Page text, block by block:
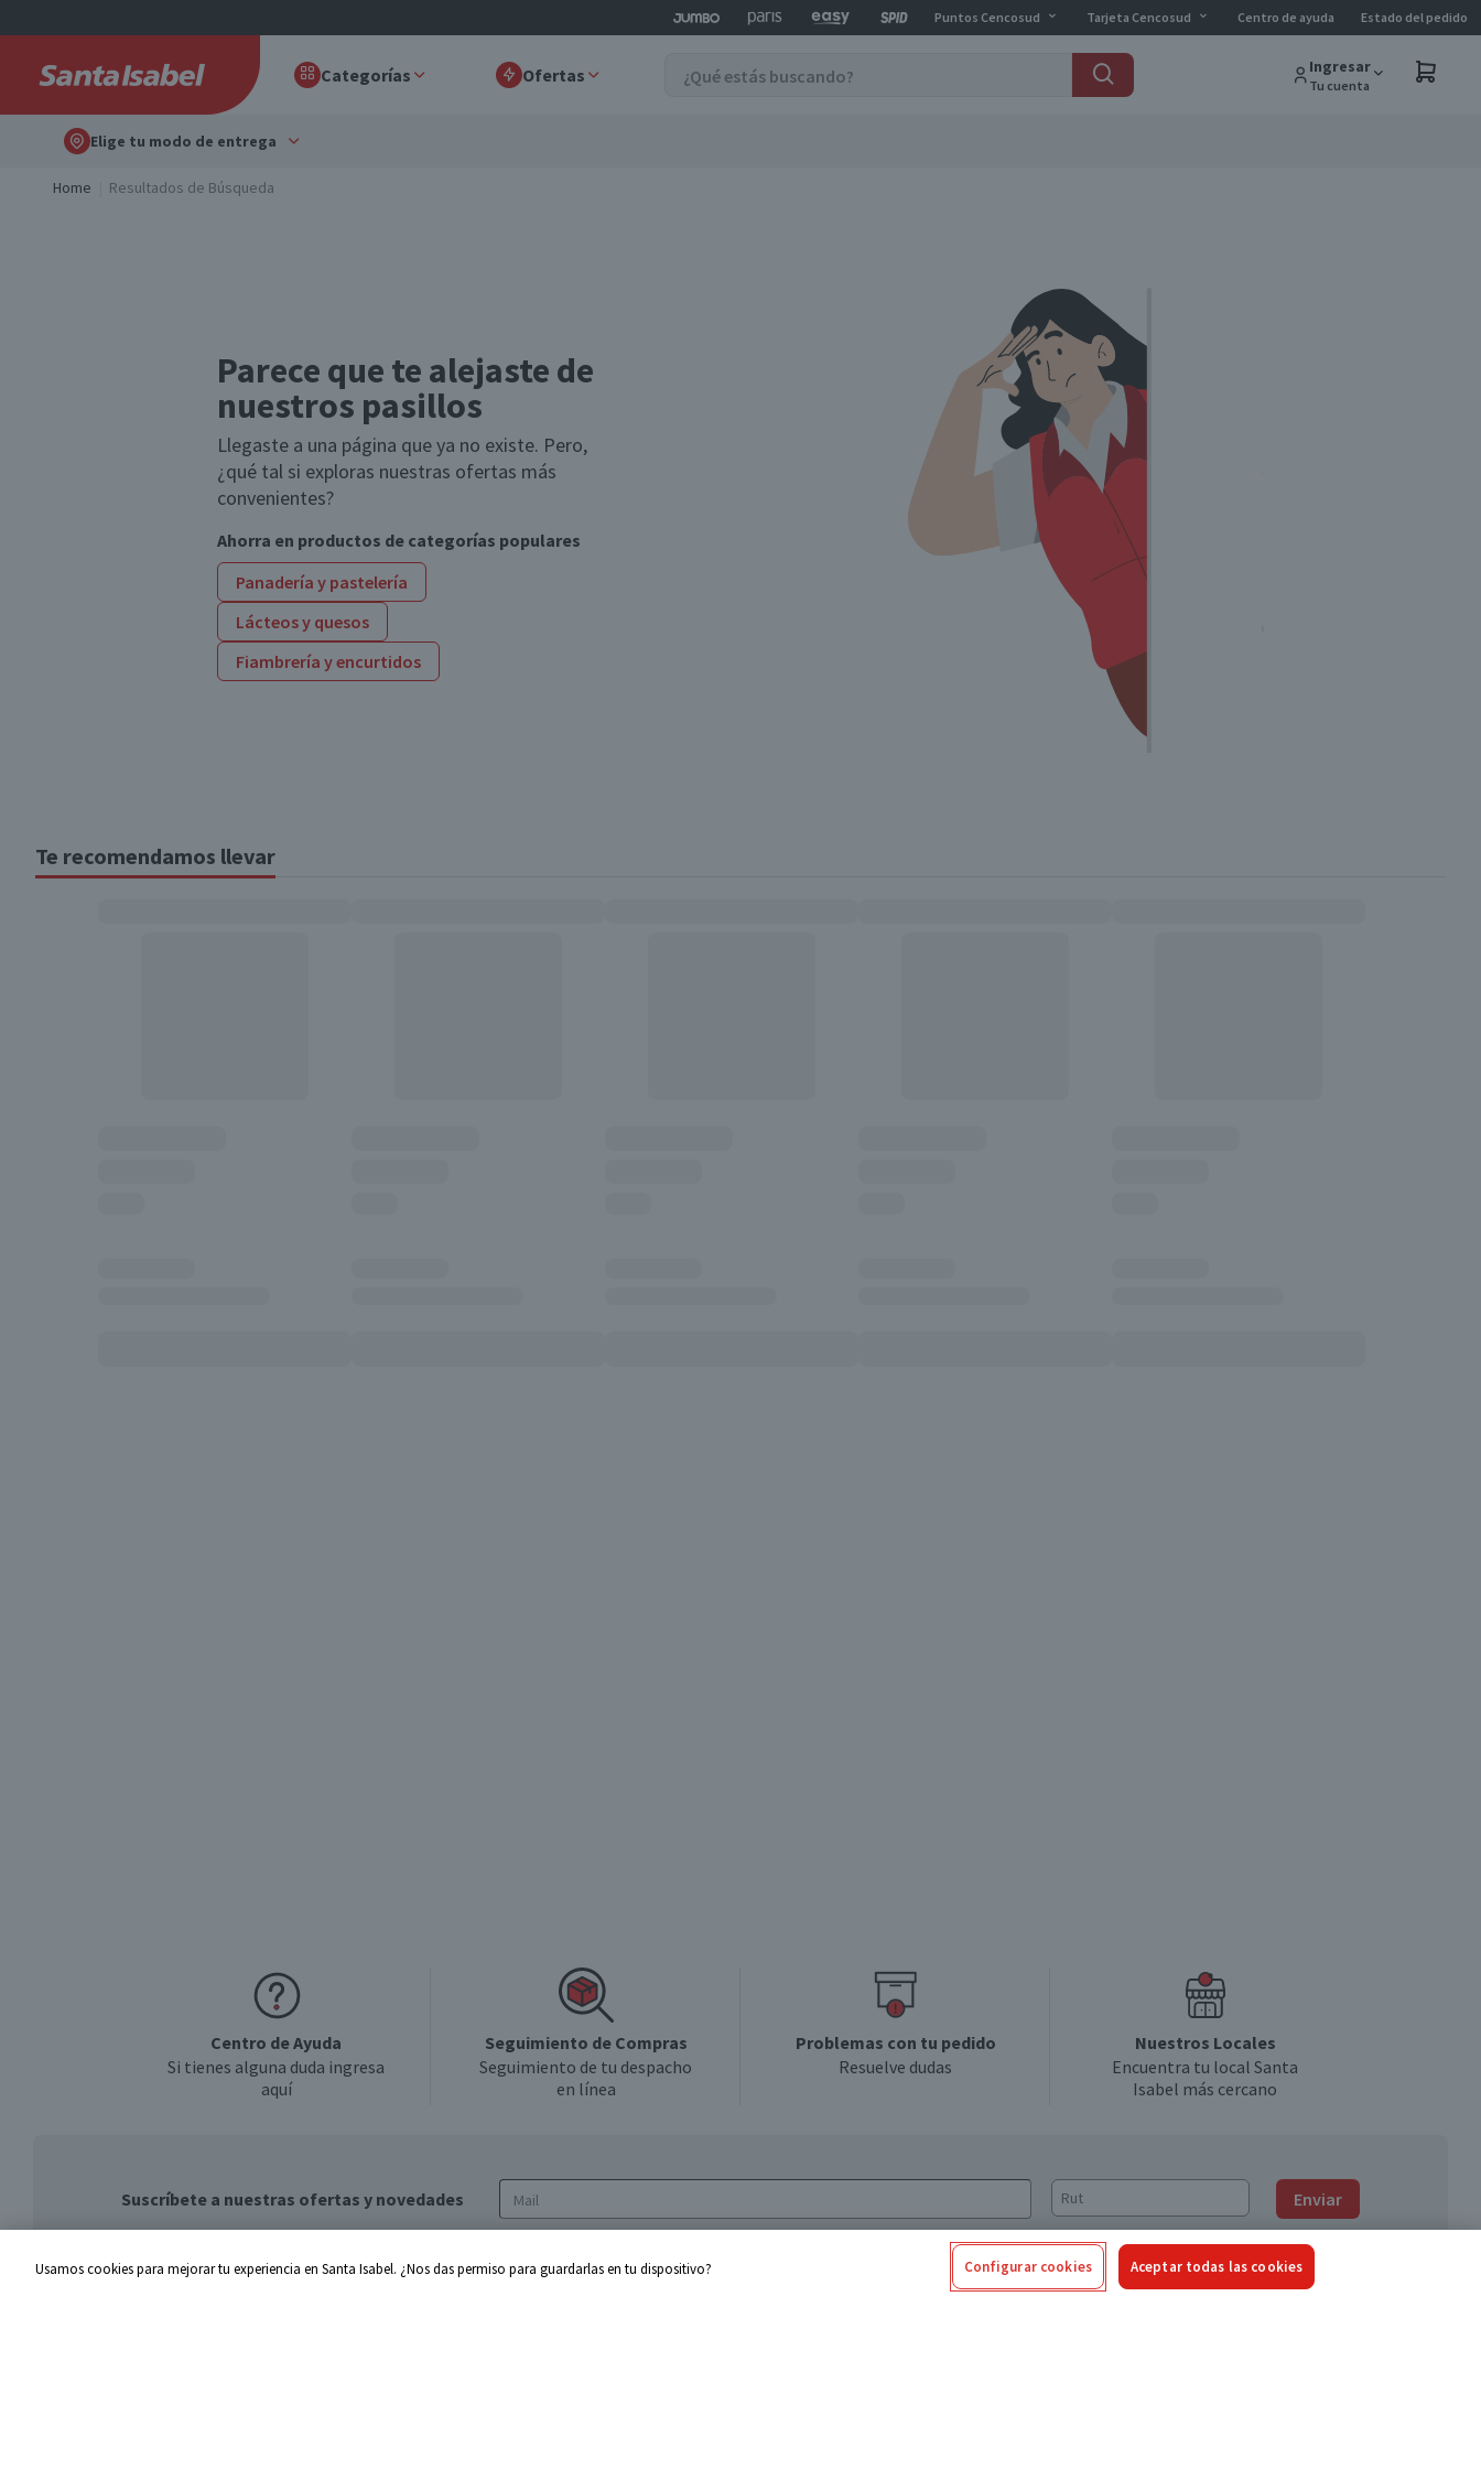
Puntos Cencosud Tarjeta Cencosud Centro de ayuda Estado del pedido
Categorías Ofertas Ingresar
Tu cuenta
Elige tu modo de entrega
Home Resultados de Búsqueda
Parece que te alejaste de
nuestros pasillos
Llegaste a una página que ya no existe. Pero,
¿qué tal si exploras nuestras ofertas más
convenientes?
Ahorra en productos de categorías populares
Panadería y pastelería
Lácteos y quesos
Fiambrería y encurtidos
Te recomendamos llevar
Centro de Ayuda
Si tienes alguna duda ingresa
aquí
Seguimiento de Compras
Seguimiento de tu despacho
en línea
Problemas con tu pedido
Resuelve dudas
Nuestros Locales
Encuentra tu local Santa
Isabel más cercano
Suscríbete a nuestras ofertas y novedades Enviar
de privacidad y de tratamiento de datos
Usamos cookies para mejorar tu experiencia en Santa Isabel. ¿Nos das permiso para guardarlas en tu dispositivo? Configurar cookies Aceptar todas las cookies